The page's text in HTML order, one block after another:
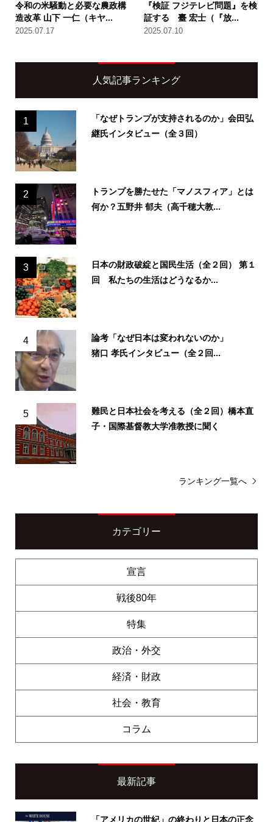
令和の米騒動と必要な農政構
造改革 山下 一仁（キヤ...
2025.07.17
『検証 フジテレビ問題』を検
証する 臺 宏士（『放...
2025.07.10
人気記事ランキング
1
「なぜトランプが支持されるのか」会田弘
継氏インタビュー（全３回）
2
トランプを勝たせた「マノスフィア」とは
何か？五野井 郁夫（高千穂大教...
3
日本の財政破綻と国民生活（全２回） 第１
回 私たちの生活はどうなるか...
4
論考「なぜ日本は変われないのか」
猪口 孝氏インタビュー（全２回...
5
難民と日本社会を考える（全２回）橋本直
子・国際基督教大学准教授に聞く
ランキング一覧へ
カテゴリー
宣言
戦後80年
特集
政治・外交
経済・財政
社会・教育
コラム
最新記事
「アメリカの世紀」の終わりと日本の正念